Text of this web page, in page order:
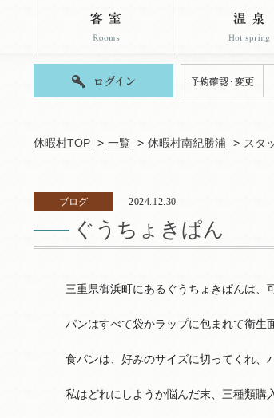
休暇村TOP 一覧 休暇村南紀勝浦 スタ
ブログ 2024.12.30
ぐうちょきぱん
三重県御浜町にあるぐうちょきぱんは、
パンはすべて袋かラップに包まれて衛生
食パンは、好みのサイズに切ってくれ、
私はどれにしようか悩んだ末、三種類購